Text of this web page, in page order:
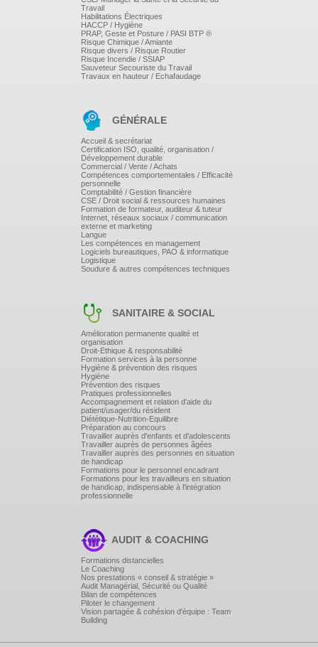
les pages et les articles
les shortcodes
les catégories
les bibliothèques d'image/vidéo
ajouter des images
les plugins indispensables
gestion des utilisateurs
FAIRE DE SON SITE VITRINE WORPRESS UN
SITE UTILE, VISIBLE ET EFFICACE
optimisation SEO
optimisation des images : technique, efficacité
intégrer des PDF
le poids des pages
les caches et le débuggeur
les liens entre les pages du site : le maillage interne
les liens "hypertextes" vers ou depuis l'extérieur : leur
importance, comment bien faire sans perdre trop de
les différents formats des publications sur Facebook
le langage sur les réseaux sociaux
les spécificités de Facebook
Lier son site vitrine Worpress avec sa page Facebook
Des exemples concrets
Que prévoir, quel temps y consacrer, comment
s'organiser.
identifier des cibles et définir des sujets de nouveaux
articles : les outils
définir une stratégie de communication et la plannifer
utiliser la publicité efficacement
Travail
Habilitations Électriques
HACCP / Hygiène
PRAP, Geste et Posture / PASI BTP ®
Risque Chimique / Amiante
Risque divers / Risque Routier
Risque Incendie / SSIAP
Sauveteur Secouriste du Travail
Travaux en hauteur / Echafaudage
GÉNÉRALE
Accueil & secrétariat
Certification ISO, qualité, organisation /
Développement durable
Commercial / Vente / Achats
Compétences comportementales / Efficacité
personnelle
Comptabilité / Gestion financière
CSE / Droit social & ressources humaines
Formation de formateur, auditeur & tuteur
Internet, réseaux sociaux / communication
externe et marketing
Langue
Les compétences en management
Logiciels bureautiques, PAO & informatique
Logistique
Soudure & autres compétences techniques
SANITAIRE & SOCIAL
Amélioration permanente qualité et
organisation
Droit-Ethique & responsabilité
Formation services à la personne
Hygiène & prévention des risques
Hygiène
Prévention des risques
Pratiques professionnelles
Accompagnement et relation d'aide du
patient/usager/du résident
Diététique-Nutrition-Equilibre
Préparation au concours
Travailler auprès d'enfants et d'adolescents
Travailler auprès de personnes âgées
Travailler auprès des personnes en situation
de handicap
Formations pour le personnel encadrant
Formations pour les travailleurs en situation
de handicap, indispensable à l'intégration
professionnelle
AUDIT & COACHING
Formations distancielles
Le Coaching
Nos prestations « conseil & stratégie »
Audit Managérial, Sécurité ou Qualité
Bilan de compétences
Piloter le changement
Vision partagée & cohésion d'équipe : Team
Building